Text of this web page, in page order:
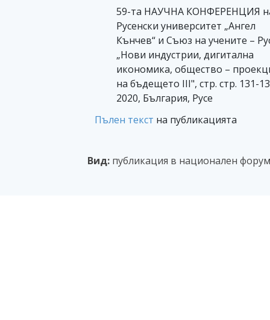
59-та НАУЧНА КОНФЕРЕНЦИЯ
Русенски университет „Ангел
Кънчев“ и Съюз на учените –
„Нови индустрии, дигитална
икономика, общество –
на бъдещето III", стр. стр. 131-
2020, България, Русе
Пълен текст на публикацията
Вид: публикация в национален